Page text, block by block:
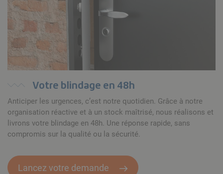
Votre blindage en 48h
Anticiper les urgences, c’est notre quotidien. Grâce à notre
organisation réactive et à un stock maîtrisé, nous réalisons et
livrons votre blindage en 48h. Une réponse rapide, sans
compromis sur la qualité ou la sécurité.
Lancez votre demande